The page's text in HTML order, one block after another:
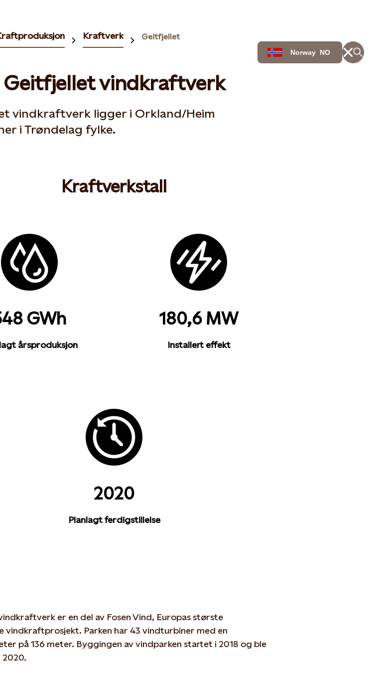
Norway NO
Kraftverk Geitfjellet
Geitfjellet vindkraftverk
vindkraftverk ligger i Orkland/Heim
i Trøndelag fylke.
Kraftverkstall
GWh
årsproduksjon
180,6 MW
Installert effekt
2020
Planlagt ferdigstillelse
er en del av Fosen Vind, Europas største
vindkraftprosjekt. Parken har 43 vindturbiner med en
på 136 meter. Byggingen av vindparken startet i 2018 og ble